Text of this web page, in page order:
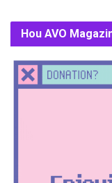
Hou AVO